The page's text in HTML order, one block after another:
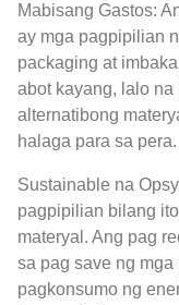
Mabisang Gastos:
ay mga pagpipilian
packaging at
abot kayang, lalo
alternatibong
halaga para sa pera.
Sustainable na
pagpipilian bilang
materyal. Ang pag
sa pag save ng
pagkonsumo ng